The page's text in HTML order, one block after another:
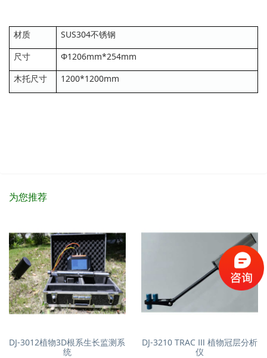
材质
SUS304不锈钢
尺寸
Φ1206mm*254mm
木托尺寸
1200*1200mm
为您推荐
DJ-3012植物3D根系生长监测系
统
DJ-3210 TRAC Ⅲ 植物冠层分析
仪